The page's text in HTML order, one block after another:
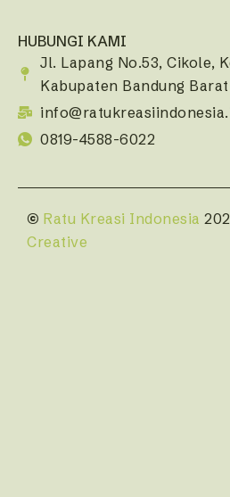
HUBUNGI KAMI
Jl. Lapang No.53, Cikole,
Kabupaten Bandung
0819-4588-6022
© Ratu Kreasi Indonesia
Creative